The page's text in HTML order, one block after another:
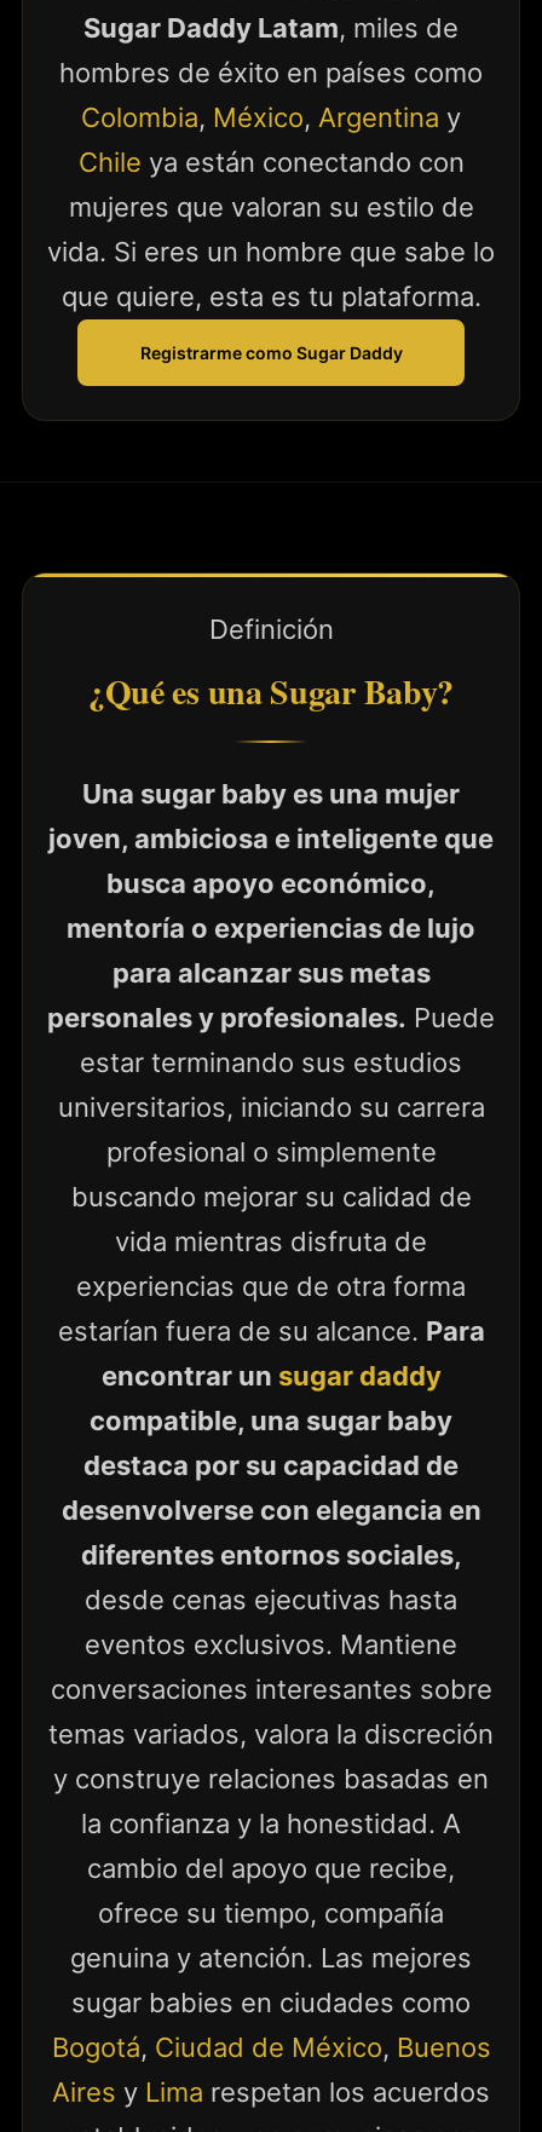
Sugar Daddy Latam, miles de
hombres de éxito en países como
Colombia, México, Argentina y
Chile ya están conectando con
mujeres que valoran su estilo de
vida. Si eres un hombre que sabe lo
que quiere, esta es tu plataforma.
Registrarme como Sugar Daddy
Definición
¿Qué es una Sugar Baby?
Una sugar baby es una mujer
joven, ambiciosa e inteligente que
busca apoyo económico,
mentoría o experiencias de lujo
para alcanzar sus metas
personales y profesionales. Puede
estar terminando sus estudios
universitarios, iniciando su carrera
profesional o simplemente
buscando mejorar su calidad de
vida mientras disfruta de
experiencias que de otra forma
estarían fuera de su alcance. Para
encontrar un sugar daddy
compatible, una sugar baby
destaca por su capacidad de
desenvolverse con elegancia en
diferentes entornos sociales,
desde cenas ejecutivas hasta
eventos exclusivos. Mantiene
conversaciones interesantes sobre
temas variados, valora la discreción
y construye relaciones basadas en
la confianza y la honestidad. A
cambio del apoyo que recibe,
ofrece su tiempo, compañía
genuina y atención. Las mejores
sugar babies en ciudades como
Bogotá, Ciudad de México, Buenos
Aires y Lima respetan los acuerdos